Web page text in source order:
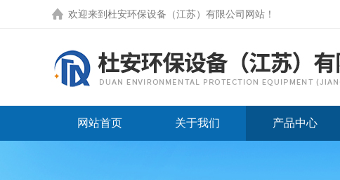
欢迎来到 杜安环保设备（江苏）有限公司网站 ！
网站首页 关于我们 产品中心